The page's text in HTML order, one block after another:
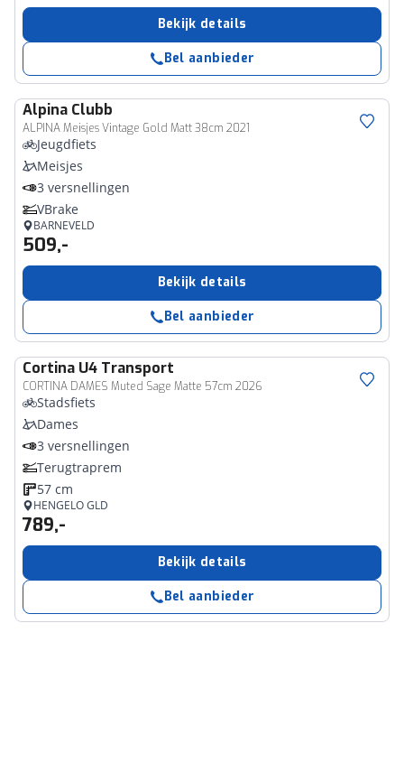
Bekijk details
Bel aanbieder
Alpina Clubb
ALPINA Meisjes Vintage Gold Matt 38cm 2021
Jeugdfiets
Meisjes
3 versnellingen
VBrake
BARNEVELD
509,-
Bekijk details
Bel aanbieder
Cortina U4 Transport
CORTINA DAMES Muted Sage Matte 57cm 2026
Stadsfiets
Dames
3 versnellingen
Terugtraprem
57 cm
HENGELO GLD
789,-
Bekijk details
Bel aanbieder